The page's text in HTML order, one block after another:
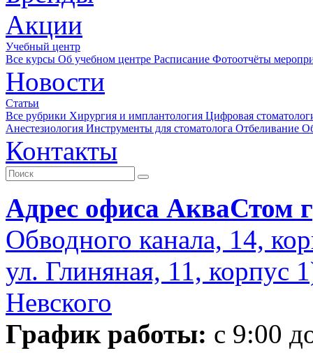
Акции
Учебный центр
Все курсы Об учебном центре Расписание Фотоотчёты
Новости
Статьи
Все рубрики Хирургия и имплантология Цифровая
Анестезиология Инструменты для стоматолога Отбеливание
Контакты
Адрес офиса АкваСтом
Обводного канала, 14,
ул. Глиняная, 11, корпус
Невского
График работы: с 9:00